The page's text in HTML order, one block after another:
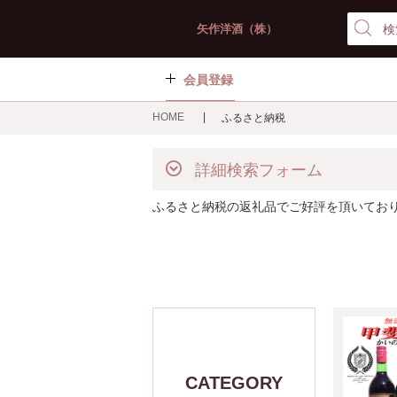
矢作洋酒（株）
会員登録
HOME ふるさと納税
詳細検索フォーム
ふるさと納税の返礼品でご好評を頂いてお
CATEGORY